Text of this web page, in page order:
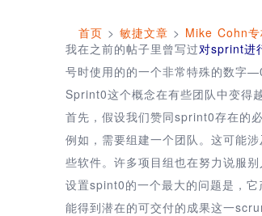
首页 > 敏捷文章 > Mike Cohn专
我在之前的帖子里曾写过对sprint进
号时使用的的一个非常特殊的数字—0
Sprint0这个概念在有些团队中变得
首先，假设我们赞同sprint0存在的
例如，需要组建一个团队。这可能
些软件。许多项目组也在努力说服
设置spint0的一个最大的问题是，
能得到潜在的可交付的成果这一